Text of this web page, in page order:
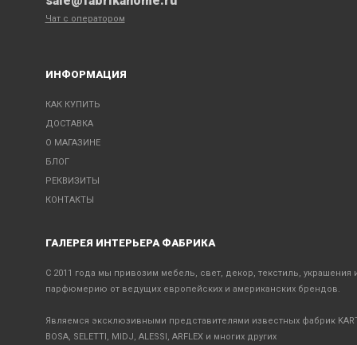
Чат с оператором
ИНФОРМАЦИЯ
КАК КУПИТЬ
ДОСТАВКА
О МАГАЗИНЕ
БЛОГ
РЕКВИЗИТЫ
КОНТАКТЫ
ГАЛЕРЕЯ ИНТЕРЬЕРА ФАБРИКА
С 2011 года мы привозим мебель, свет, декор, текстиль, украшения
парфюмерию от ведущих европейских и американских брендов.
Являемся эксклюзивными представителями известных фабрик
BOSA, SELETTI, MIDJ, ALESSI, ARFLEX и многих других